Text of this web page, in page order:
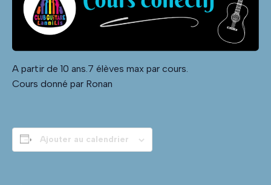
A partir de 10 ans.7 élèves max par cours.
Cours donné par Ronan
Ajouter au calendrier